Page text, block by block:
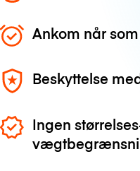
Ankom når
Beskyttelse
Ingen